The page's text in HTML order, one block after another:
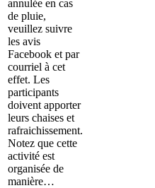
annulée en cas
de pluie,
veuillez suivre
les avis
Facebook et par
courriel à cet
effet. Les
participants
doivent apporter
leurs chaises et
rafraichissement.
Notez que cette
activité est
organisée de
manière…